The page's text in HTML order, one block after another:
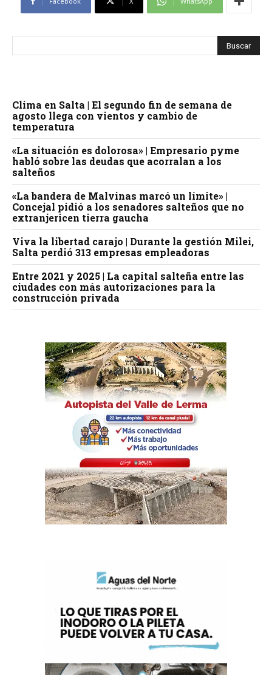
Clima en Salta | El segundo fin de semana de
agosto llega con vientos y cambio de
temperatura
«La situación es dolorosa» | Empresario pyme
habló sobre las deudas que acorralan a los
salteños
«La bandera de Malvinas marcó un límite» |
Concejal pidió a los senadores salteños que no
extranjericen tierra gaucha
Viva la libertad carajo | Durante la gestión Milei,
Salta perdió 313 empresas empleadoras
Entre 2021 y 2025 | La capital salteña entre las
ciudades con más autorizaciones para la
construcción privada